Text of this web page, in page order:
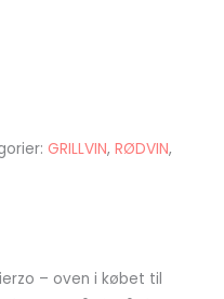
GRILLVIN, RØDVIN,
– oven i købet til